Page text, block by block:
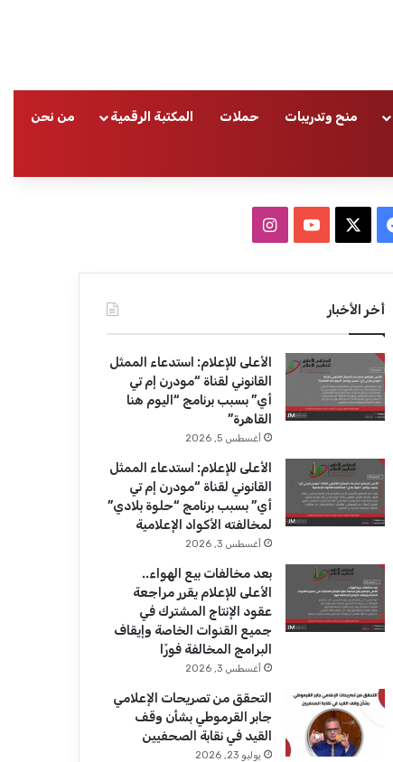
منح وتدريبات حملات المكتبة الرقمية من نحن
ب
و
ك
u
T
u
e
ا
ت
ق
ر
ا
م
أخر الأخبار
الأعلى للإعلام: استدعاء الممثل
القانوني لقناة “مودرن إم تي
أي” بسبب برنامج “اليوم هنا
القاهرة”
أغسطس 5, 2026
الأعلى للإعلام: استدعاء الممثل
القانوني لقناة “مودرن إم تي
أي” بسبب برنامج “حلوة بلادي”
لمخالفته الأكواد الإعلامية
أغسطس 3, 2026
بعد مخالفات بيع الهواء..
الأعلى للإعلام يقرر مراجعة
عقود الإنتاج المشترك في
جميع القنوات الخاصة وإيقاف
البرامج المخالفة فورًا
أغسطس 3, 2026
التحقق من تصريحات الإعلامي
جابر القرموطي بشأن وقف
القيد في نقابة الصحفيين
يوليو 23, 2026